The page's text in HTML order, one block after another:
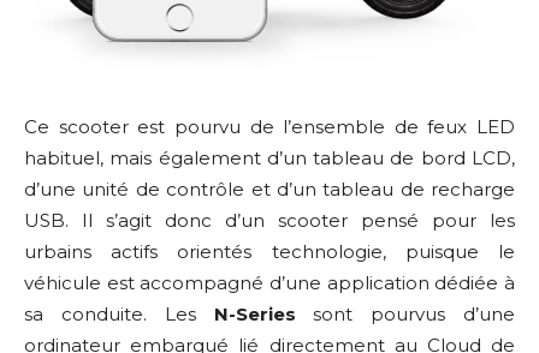
Ce scooter est pourvu de l’ensemble de feux LED
habituel, mais également d’un tableau de bord LCD,
d’une unité de contrôle et d’un tableau de recharge
USB. Il s’agit donc d’un scooter pensé pour les
urbains actifs orientés technologie, puisque le
véhicule est accompagné d’une application dédiée à
sa conduite. Les N-Series sont pourvus d’une
ordinateur embarqué lié directement au Cloud de